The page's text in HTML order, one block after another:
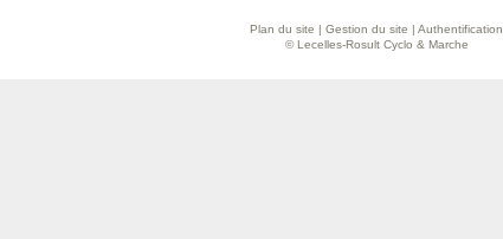
Plan du site | Gestion du site | Authentification
© Lecelles-Rosult Cyclo & Marche